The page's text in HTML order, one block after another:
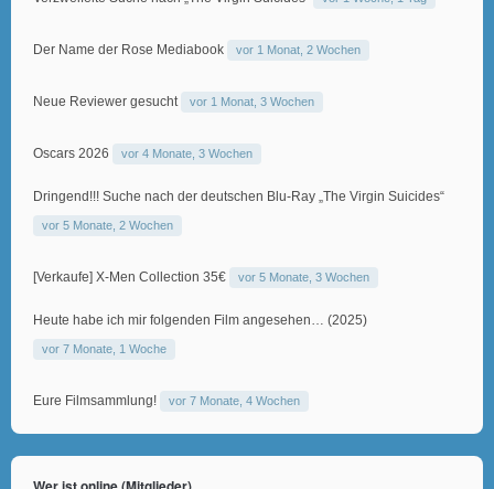
Der Name der Rose Mediabook vor 1 Monat, 2 Wochen
Neue Reviewer gesucht vor 1 Monat, 3 Wochen
Oscars 2026 vor 4 Monate, 3 Wochen
Dringend!!! Suche nach der deutschen Blu-Ray „The Virgin Suicides“
vor 5 Monate, 2 Wochen
[Verkaufe] X-Men Collection 35€ vor 5 Monate, 3 Wochen
Heute habe ich mir folgenden Film angesehen… (2025)
vor 7 Monate, 1 Woche
Eure Filmsammlung! vor 7 Monate, 4 Wochen